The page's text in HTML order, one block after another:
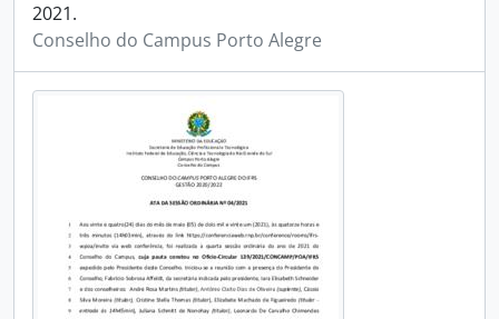
2021.
Conselho do Campus Porto Alegre